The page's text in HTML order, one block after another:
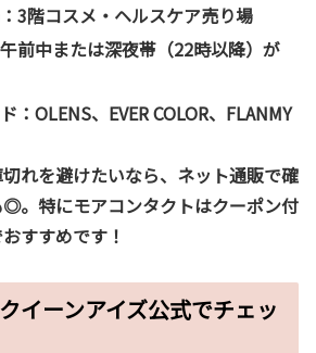
：3階コスメ・ヘルスケア売り場
午前中または深夜帯（22時以降）が
：OLENS、EVER COLOR、FLANMY
れを避けたいなら、 ネット通販で確
◎。特にモアコンタクトはクーポン付
すすめです！
イーンアイズ公式でチェッ